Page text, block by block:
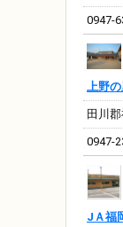
0947-
上野
田川
0947-
JＡ福